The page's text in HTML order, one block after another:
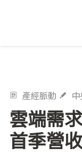
產經脈動
雲端需
首季營